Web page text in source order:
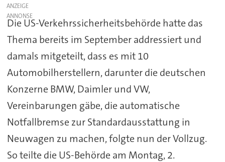
ANZEIGE
Die US-Verkehrssicherheitsbehörde hatte das
Thema bereits im September addressiert und
damals mitgeteilt, dass es mit 10
Automobilherstellern, darunter die deutschen
Konzerne BMW, Daimler und VW,
Vereinbarungen gäbe, die automatische
Notfallbremse zur Standardausstattung in
Neuwagen zu machen, folgte nun der Vollzug.
So teilte die US-Behörde am Montag, 2.